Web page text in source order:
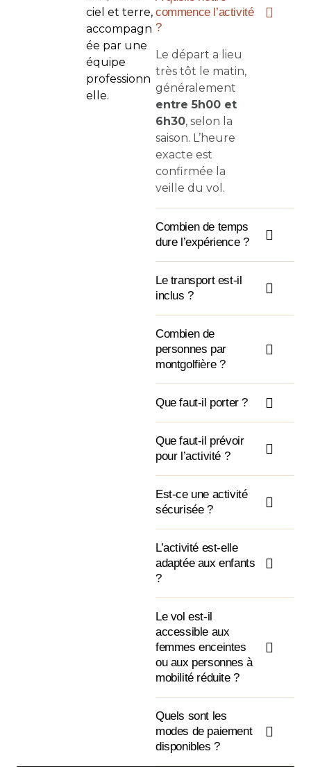
ciel et terre,
accompagn
ée par une
équipe
professionn
elle.
commence l’activité
?
Le départ a lieu
très tôt le matin,
généralement
entre 5h00 et
6h30, selon la
saison. L’heure
exacte est
confirmée la
veille du vol.
Combien de temps
dure l’expérience ?
Le transport est-il
inclus ?
Combien de
personnes par
montgolfière ?
Que faut-il porter ?
Que faut-il prévoir
pour l’activité ?
Est-ce une activité
sécurisée ?
L’activité est-elle
adaptée aux enfants
?
Le vol est-il
accessible aux
femmes enceintes
ou aux personnes à
mobilité réduite ?
Quels sont les
modes de paiement
disponibles ?